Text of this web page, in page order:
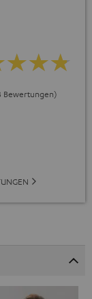
Bewertungen)